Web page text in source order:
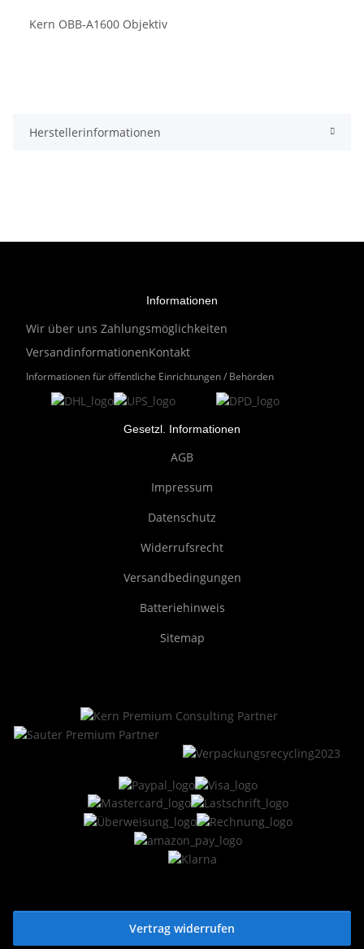
Kern OBB-A1600 Objektiv
Herstellerinformationen
Informationen
Wir über uns Zahlungsmöglichkeiten
VersandinformationenKontakt
Informationen für öffentliche Einrichtungen / Behörden
Gesetzl. Informationen
AGB
Impressum
Datenschutz
Widerrufsrecht
Versandbedingungen
Batteriehinweis
Sitemap
Vertrag widerrufen